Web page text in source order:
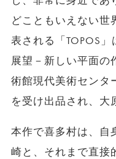
どこともいえない世
表される「TOPOS
展望－新しい平面
術館現代美術センタ
を受け出品され、大
本作で喜多村は、自
崎と、それまで直接